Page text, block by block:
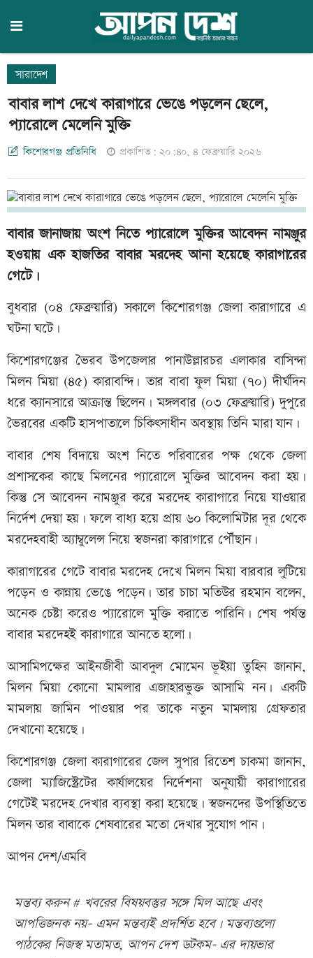
সারাদেশ
বাবার লাশ দেখে কারাগারে ভেঙে পড়লেন ছেলে,
প্যারোলে মেলেনি মুক্তি
কিশোরগঞ্জ প্রতিনিধি প্রকাশিত: ২০:৪০, ৪ ফেব্রুয়ারি ২০২৬
বাবার জানাজায় অংশ নিতে প্যারোলে মুক্তির আবেদন নামঞ্জুর
হওয়ায় এক হাজতির বাবার মরদেহ আনা হয়েছে কারাগারের
গেটে।
বুধবার (০৪ ফেব্রুয়ারি) সকালে কিশোরগঞ্জ জেলা কারাগারে এ
ঘটনা ঘটে।
কিশোরগঞ্জের ভৈরব উপজেলার পানাউল্লারচর এলাকার বাসিন্দা
মিলন মিয়া (৪৫) কারাবন্দি। তার বাবা ফুল মিয়া (৭০) দীর্ঘদিন
ধরে ক্যানসারে আক্রান্ত ছিলেন। মঙ্গলবার (০৩ ফেব্রুয়ারি) দুপুরে
ভৈরবের একটি হাসপাতালে চিকিৎসাধীন অবস্থায় তিনি মারা যান।
বাবার শেষ বিদায়ে অংশ নিতে পরিবারের পক্ষ থেকে জেলা
প্রশাসকের কাছে মিলনের প্যারোলে মুক্তির আবেদন করা হয়।
কিন্তু সে আবেদন নামঞ্জুর করে মরদেহ কারাগারে নিয়ে যাওয়ার
নির্দেশ দেয়া হয়। ফলে বাধ্য হয়ে প্রায় ৬০ কিলোমিটার দূর থেকে
মরদেহবাহী অ্যাম্বুলেন্স নিয়ে স্বজনরা কারাগারে পৌঁছান।
কারাগারের গেটে বাবার মরদেহ দেখে মিলন মিয়া বারবার লুটিয়ে
পড়েন ও কান্নায় ভেঙে পড়েন। তার চাচা মতিউর রহমান বলেন,
অনেক চেষ্টা করেও প্যারোলে মুক্তি করাতে পারিনি। শেষ পর্যন্ত
বাবার মরদেহই কারাগারে আনতে হলো।
আসামিপক্ষের আইনজীবী আবদুল মোমেন ভূইয়া তুহিন জানান,
মিলন মিয়া কোনো মামলার এজাহারভুক্ত আসামি নন। একটি
মামলায় জামিন পাওয়ার পর তাকে নতুন মামলায় গ্রেফতার
দেখানো হয়েছে।
কিশোরগঞ্জ জেলা কারাগারের জেল সুপার রিতেশ চাকমা জানান,
জেলা ম্যাজিস্ট্রেটের কার্যালয়ের নির্দেশনা অনুযায়ী কারাগারের
গেটেই মরদেহ দেখার ব্যবস্থা করা হয়েছে। স্বজনদের উপস্থিতিতে
মিলন তার বাবাকে শেষবারের মতো দেখার সুযোগ পান।
আপন দেশ/এমবি
মন্তব্য করুন # খবরের বিষয়বস্তুর সঙ্গে মিল আছে এবং
আপত্তিজনক নয়- এমন মন্তব্যই প্রদর্শিত হবে। মন্তব্যগুলো
পাঠকের নিজস্ব মতামত, আপন দেশ ডটকম- এর দায়ভার